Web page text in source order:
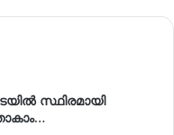
സ്ഥിരമായി